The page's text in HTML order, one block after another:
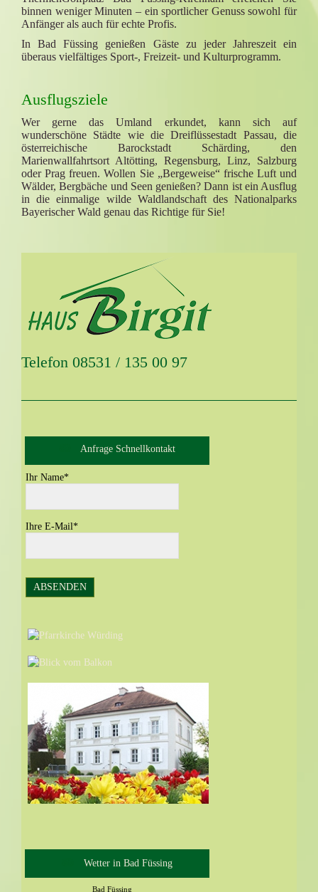
Telefon 08531 / 135 00 97
Anfrage Schnellkontakt
Ihr Name*
Ihre E-Mail*
Wetter in Bad Füssing
Bad Füssing
binnen wenigerMinuten – ein sportlicher Genuss sowohl für
Anfänger als auch für echte Profis.
In Bad Füssing genießen Gäste zu jeder Jahreszeit ein
überaus vielfältiges Sport-, Freizeit- und Kulturprogramm.
Ausflugsziele
Wer gerne das Umland erkundet, kann sich auf
wunderschöne Städte wie die Dreiflüssestadt Passau, die
österreichische Barockstadt Schärding, den
Marienwallfahrtsort Altötting, Regensburg, Linz, Salzburg
oder Prag freuen. Wollen Sie „Bergeweise“ frische Luft und
Wälder, Bergbäche und Seen genießen? Dann ist ein Ausflug
in die einmalige wilde Waldlandschaft des Nationalparks
Bayerischer Wald genau das Richtige für Sie!